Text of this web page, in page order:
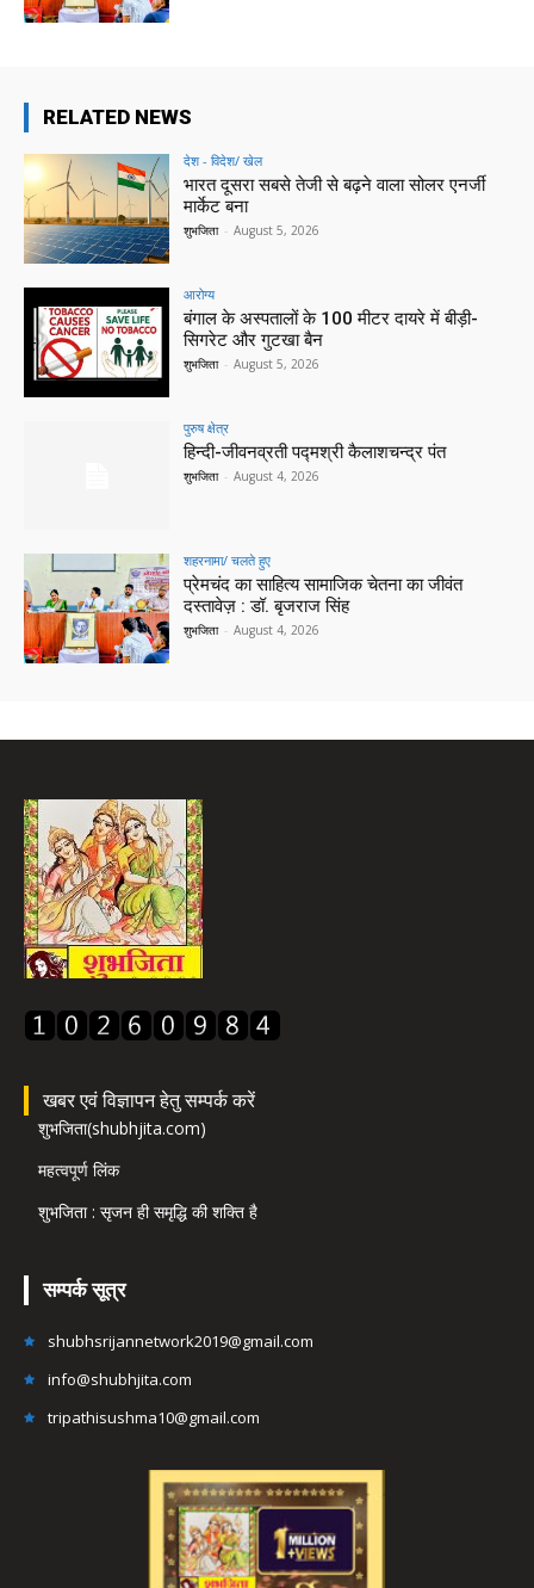
RELATED NEWS
देश - विदेश/ खेल
भारत दूसरा सबसे तेजी से बढ़ने वाला सोलर एनर्जी
मार्केट बना
शुभजिता - August 5, 2026
आरोग्य
बंगाल के अस्पतालों के 100 मीटर दायरे में बीड़ी-
सिगरेट और गुटखा बैन
शुभजिता - August 5, 2026
पुरुष क्षेत्र
हिन्‍दी-जीवनव्रती पद्मश्री कैलाशचन्‍द्र पंत
शुभजिता - August 4, 2026
शहरनामा/ चलते हुए
प्रेमचंद का साहित्य सामाजिक चेतना का जीवंत
दस्तावेज़ : डॉ. बृजराज सिंह
शुभजिता - August 4, 2026
खबर एवं विज्ञापन हेतु सम्पर्क करें
शुभजिता(shubhjita.com)
महत्वपूर्ण लिंक
शुभजिता : सृजन ही समृद्धि की शक्ति है
सम्पर्क सूत्र
shubhsrijannetwork2019@gmail.com
info@shubhjita.com
tripathisushma10@gmail.com